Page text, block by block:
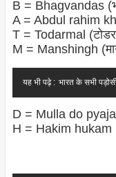
B = Bhagvandas
A = Abdul rahim
T = Todarmal
M = Manshingh
यह भी पढ़े : भारत के सभी
D = Mulla do pyaja
H = Hakim hukam